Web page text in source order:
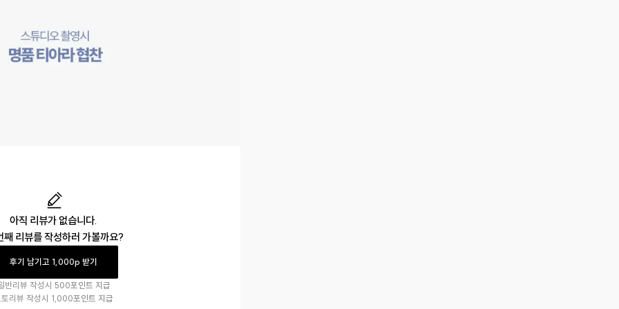
아직 리뷰가 없습니다.
째 리뷰를 작성하러 가볼까요?
후기 남기고 1,000p 받기
반리뷰 작성시 500포인트 지급
리뷰 작성시 1,000포인트 지급